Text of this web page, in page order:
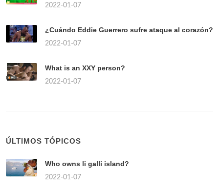
2022-01-07
¿Cuándo Eddie Guerrero sufre ataque al corazón?
2022-01-07
What is an XXY person?
2022-01-07
ÚLTIMOS TÓPICOS
Who owns li galli island?
2022-01-07